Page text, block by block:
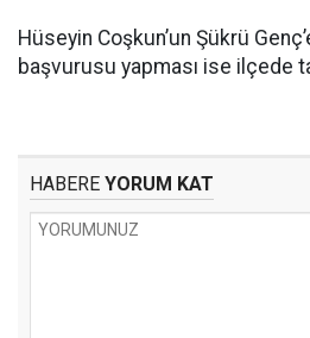
Hüseyin Coşkun’un Şükrü
başvurusu yapması ise ilçede
HABERE YORUM KAT